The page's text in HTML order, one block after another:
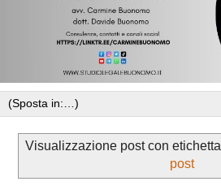
Visualizzazione post con etichetta
post